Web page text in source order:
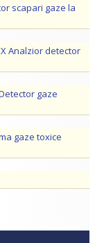
scapari gaze la
Analzior detector
gaze
gaze toxice